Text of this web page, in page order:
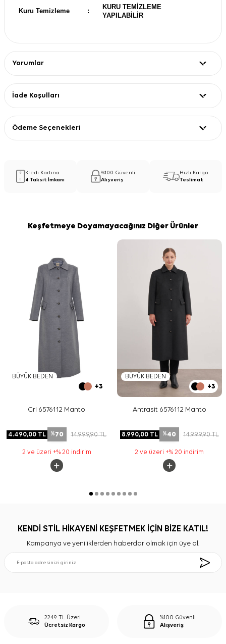
Kuru Temizleme :
KURU TEMİZLEME
YAPILABİLİR
Yorumlar
İade Koşulları
Ödeme Seçenekleri
Kredi Kartına
4 Taksit İmkanı
%100 Güvenli
Alışveriş
Hızlı Kargo
Teslimat
Keşfetmeye Doyamayacağınız Diğer Ürünler
BÜYÜK BEDEN
+3
Gri 6576112 Manto
4.490,00 TL %70 14.999,90TL
2 ve üzeri +% 20 indirim
BÜYÜK BEDEN
+3
Antrasit 6576112 Manto
8.990,00TL %40 14.999,90TL
2 ve üzeri +% 20 indirim
KENDİ STİL HİKAYENİ KEŞFETMEK İÇİN BİZE KATIL!
Kampanya ve yeniliklerden haberdar olmak için üye ol.
2249 TL Üzeri
Ücretsiz Kargo
%100 Güvenli
Alışveriş